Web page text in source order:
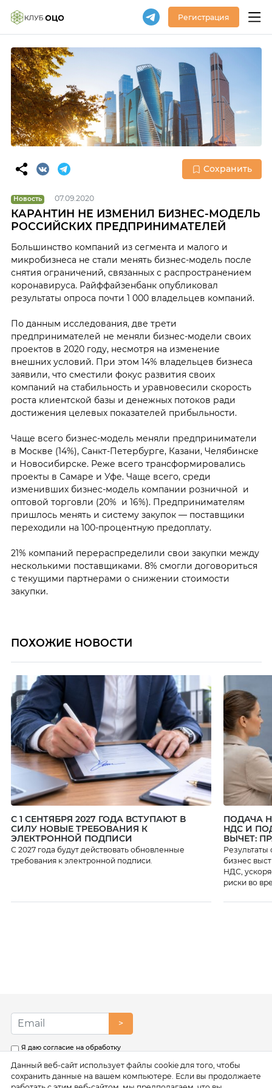
Регистрация
Сохранить
Новость 07.09.2020
КАРАНТИН НЕ ИЗМЕНИЛ БИЗНЕС-МОДЕЛЬ
РОССИЙСКИХ ПРЕДПРИНИМАТЕЛЕЙ
Большинство компаний из сегмента и малого и
микробизнеса не стали менять бизнес-модель после
снятия ограничений, связанных с распространением
коронавируса. Райффайзенбанк опубликовал
результаты опроса почти 1 000 владельцев компаний.
По данным исследования, две трети
предпринимателей не меняли бизнес-модели своих
проектов в 2020 году, несмотря на изменение
внешних условий. При этом 14% владельцев бизнеса
заявили, что сместили фокус развития своих
компаний на стабильность и уравновесили скорость
роста клиентской базы и денежных потоков ради
достижения целевых показателей прибыльности.
Чаще всего бизнес-модель меняли предприниматели
в Москве (14%), Санкт-Петербурге, Казани, Челябинске
и Новосибирске. Реже всего трансформировались
проекты в Самаре и Уфе. Чаще всего, среди
изменивших бизнес-модель компании розничной и
оптовой торговли (20% и 16%). Предпринимателям
пришлось менять и систему закупок — поставщики
переходили на 100-процентную предоплату.
21% компаний перераспределили свои закупки между
несколькими поставщиками. 8% смогли договориться
с текущими партнерами о снижении стоимости
закупки.
ПОХОЖИЕ НОВОСТИ
С 1 СЕНТЯБРЯ 2027 ГОДА ВСТУПАЮТ В
СИЛУ НОВЫЕ ТРЕБОВАНИЯ К
ЭЛЕКТРОННОЙ ПОДПИСИ
С 2027 года будут действовать обновленные
требования к электронной подписи.
ПОДАЧА
НДС И
ВЫЧЕТ:
бизнес
НДС,
риски во
>
Я даю согласие на обработку
соответствии с условиями
Политики обработки
персональных данных
Данный веб-сайт использует файлы cookie для того, чтобы
сохранить данные на вашем компьютере. Если вы продолжаете